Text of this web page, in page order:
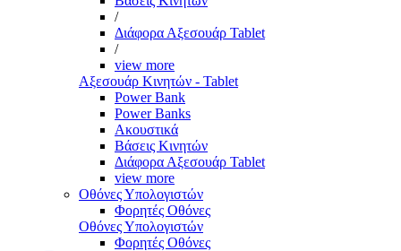
/
Διάφορα Αξεσουάρ Tablet
/
view more
Αξεσουάρ Κινητών - Tablet
Power Bank
Power Banks
Ακουστικά
Βάσεις Κινητών
Διάφορα Αξεσουάρ Tablet
view more
Οθόνες Υπολογιστών
Φορητές Οθόνες
Οθόνες Υπολογιστών
Φορητές Οθόνες